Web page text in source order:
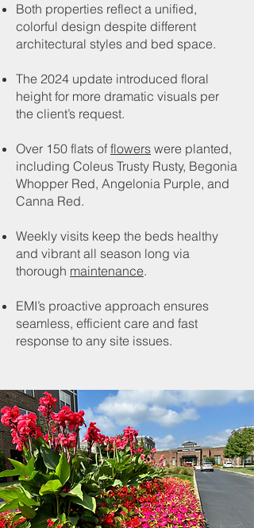
Both properties reflect a unified,
colorful design despite different
architectural styles and bed space.
The 2024 update introduced floral
height for more dramatic visuals per
the client’s request.
Over 150 flats of flowers were planted,
including Coleus Trusty Rusty, Begonia
Whopper Red, Angelonia Purple, and
Canna Red.
Weekly visits keep the beds healthy
and vibrant all season long via
thorough maintenance.
EMI’s proactive approach ensures
seamless, efficient care and fast
response to any site issues.